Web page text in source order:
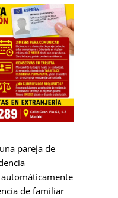
pareja de
de familiar